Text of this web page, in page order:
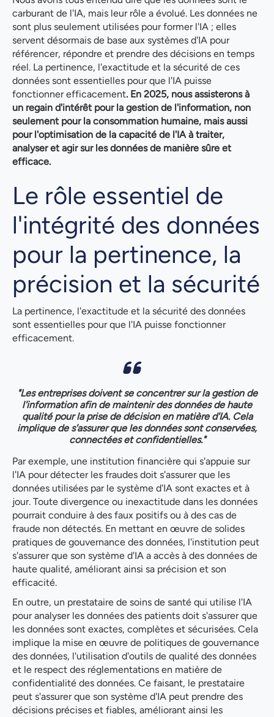
carburant de l'IA, mais leur rôle a évolué. Les données ne
sont plus seulement utilisées pour former l'IA ; elles
servent désormais de base aux systèmes d'IA pour
référencer, répondre et prendre des décisions en temps
réel. La pertinence, l'exactitude et la sécurité de ces
données sont essentielles pour que l'IA puisse
fonctionner efficacement. En 2025, nous assisterons à
un regain d'intérêt pour la gestion de l'information, non
seulement pour la consommation humaine, mais aussi
pour l'optimisation de la capacité de l'IA à traiter,
analyser et agir sur les données de manière sûre et
efficace.
Le rôle essentiel de
l'intégrité des données
pour la pertinence, la
précision et la sécurité
La pertinence, l'exactitude et la sécurité des données
sont essentielles pour que l'IA puisse fonctionner
efficacement.
"Les entreprises doivent se concentrer sur la gestion de
l'information afin de maintenir des données de haute
qualité pour la prise de décision en matière d'IA. Cela
implique de s'assurer que les données sont conservées,
connectées et confidentielles."
Par exemple, une institution financière qui s'appuie sur
l'IA pour détecter les fraudes doit s'assurer que les
données utilisées par le système d'IA sont exactes et à
jour. Toute divergence ou inexactitude dans les données
pourrait conduire à des faux positifs ou à des cas de
fraude non détectés. En mettant en œuvre de solides
pratiques de gouvernance des données, l'institution peut
s'assurer que son système d'IA a accès à des données de
haute qualité, améliorant ainsi sa précision et son
efficacité.
En outre, un prestataire de soins de santé qui utilise l'IA
pour analyser les données des patients doit s'assurer que
les données sont exactes, complètes et sécurisées. Cela
implique la mise en œuvre de politiques de gouvernance
des données, l'utilisation d'outils de qualité des données
et le respect des réglementations en matière de
confidentialité des données. Ce faisant, le prestataire
peut s'assurer que son système d'IA peut prendre des
décisions précises et fiables, améliorant ainsi les